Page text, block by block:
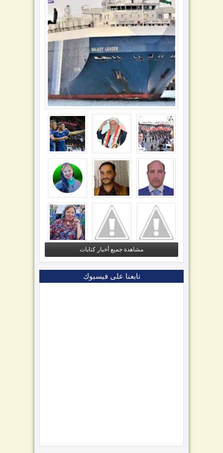
مشاهدة جميع أخبار كتابات
تابعنا على فيسبوك